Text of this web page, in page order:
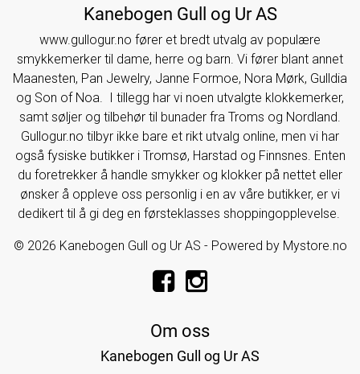
Kanebogen Gull og Ur AS
www.gullogur.no fører et bredt utvalg av populære
smykkemerker til dame, herre og barn. Vi fører blant annet
Maanesten, Pan Jewelry, Janne Formoe, Nora Mørk, Gulldia
og Son of Noa. I tillegg har vi noen utvalgte klokkemerker,
samt søljer og tilbehør til bunader fra Troms og Nordland.
Gullogur.no tilbyr ikke bare et rikt utvalg online, men vi har
også fysiske butikker i Tromsø, Harstad og Finnsnes. Enten
du foretrekker å handle smykker og klokker på nettet eller
ønsker å oppleve oss personlig i en av våre butikker, er vi
dedikert til å gi deg en førsteklasses shoppingopplevelse.
© 2026 Kanebogen Gull og Ur AS - Powered by Mystore.no
Om oss
Kanebogen Gull og Ur AS